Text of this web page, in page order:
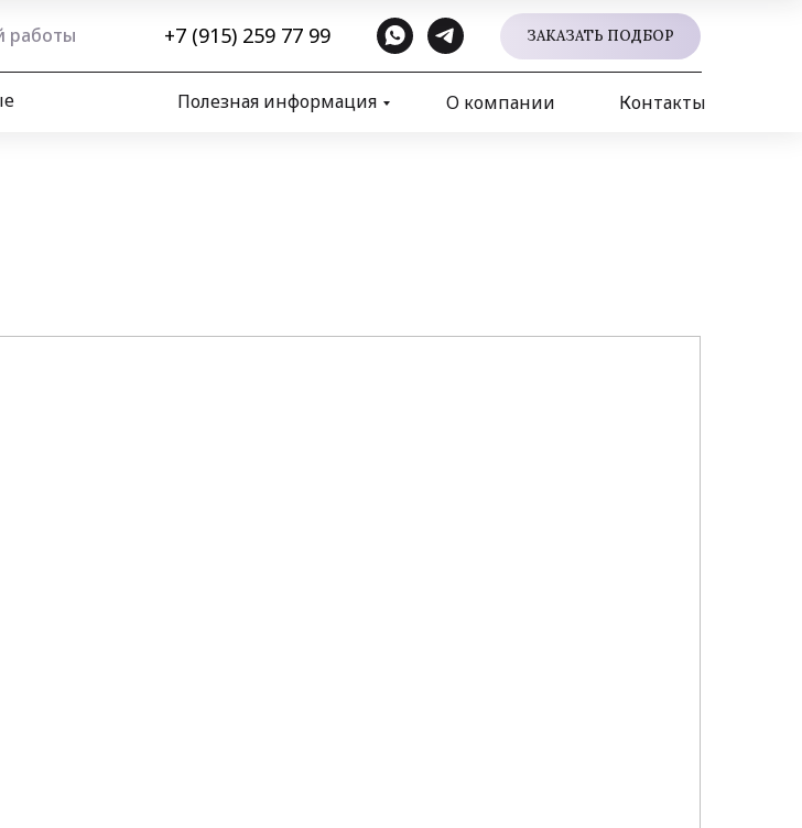
Полезная информация О компании Контакты
+7 (915) 259 77 99
работы ЗАКАЗАТЬ ПОДБОР